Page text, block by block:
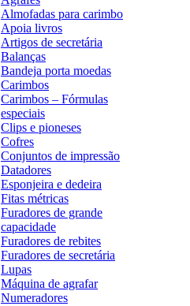
Almofadas para carimbo
Apoia livros
Artigos de secretária
Balanças
Bandeja porta moedas
Carimbos
Carimbos – Fórmulas
especiais
Clips e pioneses
Cofres
Conjuntos de impressão
Datadores
Esponjeira e dedeira
Fitas métricas
Furadores de grande
capacidade
Furadores de rebites
Furadores de secretária
Lupas
Máquina de agrafar
Numeradores